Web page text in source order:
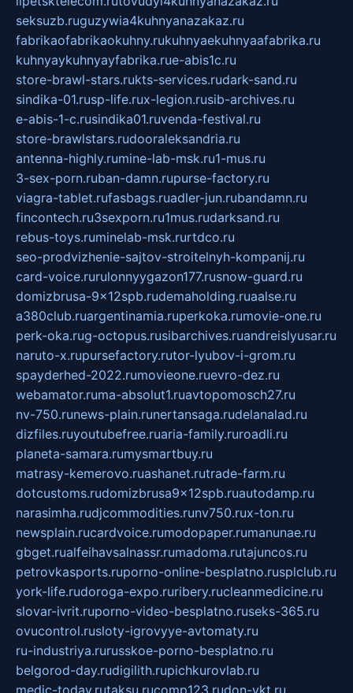
seksuzb.ruguzywia4kuhnyanazakaz.ru
fabrikaofabrikaokuhny.rukuhnyaekuhnyaafabrika.ru
kuhnyaykuhnyayfabrika.rue-abis1c.ru
store-brawl-stars.rukts-services.rudark-sand.ru
sindika-01.rusp-life.rux-legion.rusib-archives.ru
e-abis-1-c.rusindika01.ruvenda-festival.ru
store-brawlstars.rudooraleksandria.ru
antenna-highly.rumine-lab-msk.ru1-mus.ru
3-sex-porn.ruban-damn.rupurse-factory.ru
viagra-tablet.rufasbags.ruadler-jun.rubandamn.ru
fincontech.ru3sexporn.ru1mus.rudarksand.ru
rebus-toys.ruminelab-msk.rurtdco.ru
seo-prodvizhenie-sajtov-stroitelnyh-kompanij.ru
card-voice.rurulonnyygazon177.rusnow-guard.ru
domizbrusa-9x12spb.rudemaholding.ruaalse.ru
a380club.ruargentinamia.ruperkoka.rumovie-one.ru
perk-oka.rug-octopus.rusibarchives.ruandreislyusar.ru
naruto-x.rupursefactory.rutor-lyubov-i-grom.ru
spayderhed-2022.rumovieone.ruevro-dez.ru
webamator.ruma-absolut1.ruavtopomosch27.ru
nv-750.runews-plain.runertansaga.rudelanalad.ru
dizfiles.ruyoutubefree.ruaria-family.ruroadli.ru
planeta-samara.rumysmartbuy.ru
matrasy-kemerovo.ruashanet.rutrade-farm.ru
dotcustoms.rudomizbrusa9x12spb.ruautodamp.ru
narasimha.rudjcommodities.runv750.rux-ton.ru
newsplain.rucardvoice.rumodopaper.rumanunae.ru
gbget.rualfeihavsalnassr.rumadoma.rutajuncos.ru
petrovkasports.ruporno-online-besplatno.rusplclub.ru
york-life.rudoroga-expo.ruribery.rucleanmedicine.ru
slovar-ivrit.ruporno-video-besplatno.ruseks-365.ru
ovucontrol.rusloty-igrovyye-avtomaty.ru
ru-industriya.rurusskoe-porno-besplatno.ru
belgorod-day.rudigilith.rupichkurovlab.ru
medic-today.rutaksu.rucomp123.rudon-ykt.ru